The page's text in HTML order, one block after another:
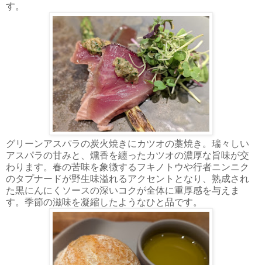
す。
グリーンアスパラの炭火焼きにカツオの藁焼き。瑞々しい
アスパラの甘みと、燻香を纏ったカツオの濃厚な旨味が交
わります。春の苦味を象徴するフキノトウや行者ニンニク
のタプナードが野生味溢れるアクセントとなり、熟成され
た黒にんにくソースの深いコクが全体に重厚感を与えま
す。季節の滋味を凝縮したようなひと品です。